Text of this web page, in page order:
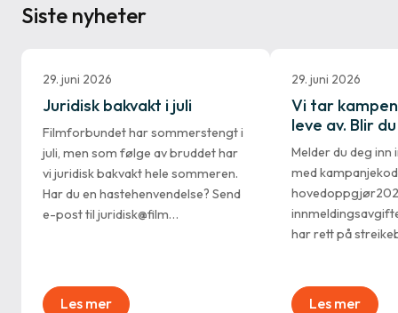
Siste nyheter
29. juni 2026
Juridisk bakvakt i juli
Filmforbundet har sommerstengt i
juli, men som følge av bruddet har
vi juridisk bakvakt hele sommeren.
Har du en hastehenvendelse? Send
e-post til juridisk@film…
Les mer
29. juni 2026
Vi tar
leve av. Blir
Melder du deg inn
med
har rett på
Les mer